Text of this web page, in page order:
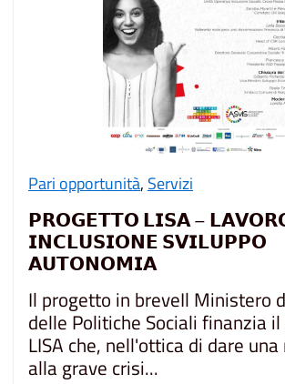
Pari opportunità, Servizi
𝗣𝗥𝗢𝗚𝗘𝗧𝗧𝗢 𝗟𝗜𝗦𝗔 –
𝗜𝗡𝗖𝗟𝗨𝗦𝗜𝗢𝗡𝗘 𝗦𝗩𝗜𝗟𝗨𝗣𝗣𝗢
𝗔𝗨𝗧𝗢𝗡𝗢𝗠𝗜𝗔
Il progetto in breveIl Ministero
delle Politiche Sociali finanzia
LISA che, nell'ottica di dare
alla grave crisi...